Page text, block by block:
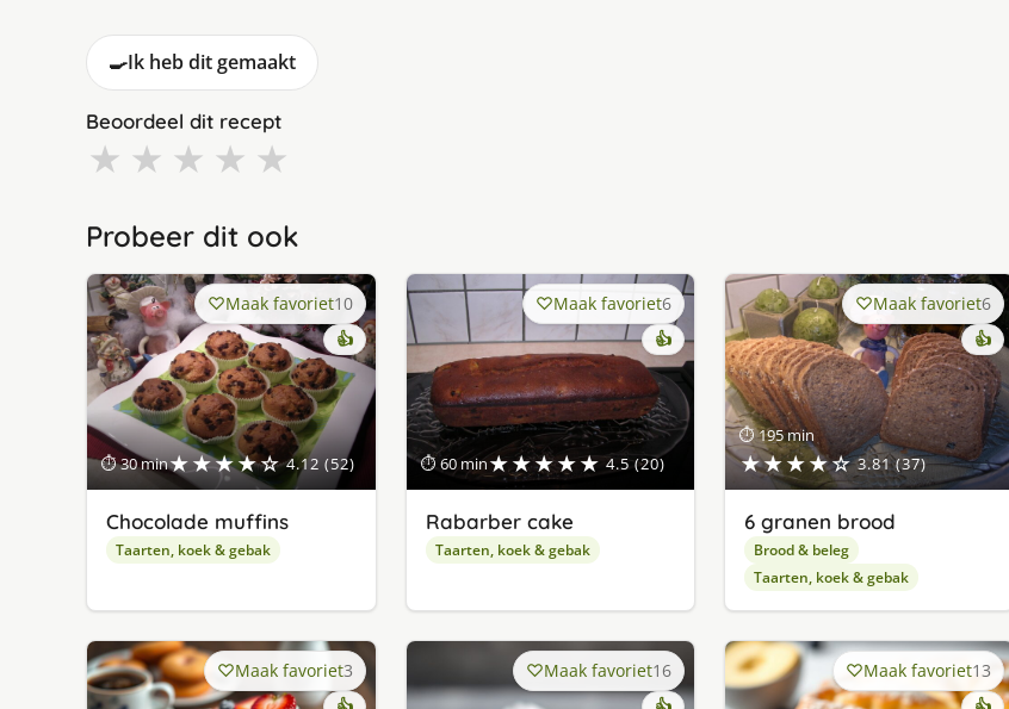
🍳Ik heb dit gemaakt
Beoordeel dit recept
★ ★ ★ ★ ★
Probeer dit ook
⏱ 30 min★★★★☆ 4.12 (52)
Maak favoriet10
👍
Chocolade muffins
Taarten, koek & gebak
⏱ 60 min★★★★★ 4.5 (20)
Maak favoriet6
👍
Rabarber cake
Taarten, koek & gebak
⏱ 195 min
★★★★☆ 3.81 (37)
Maak favoriet6
👍
6 granen brood
Brood & beleg
Taarten, koek & gebak
Maak favoriet3 Maak favoriet16 Maak favoriet13